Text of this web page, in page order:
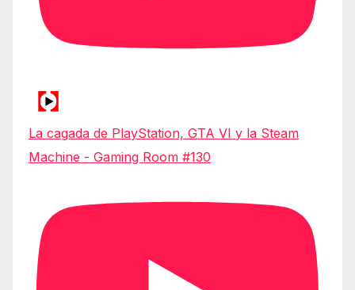
La cagada de PlayStation, GTA VI y la Steam
Machine - Gaming Room #130